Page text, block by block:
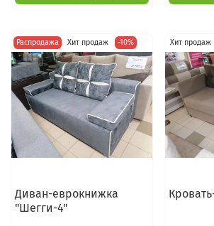
Распродажа Хит продаж -10%
Диван-еврокнижка
"Шегги-4"
Хит продаж